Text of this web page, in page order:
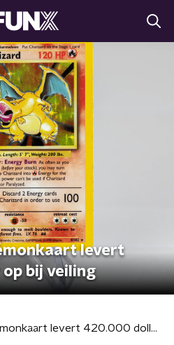
levert
bij veiling
Zeldzame Pokémonkaart levert 420.000 dollar op bij veiling